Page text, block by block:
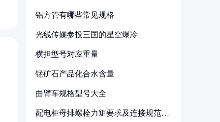
铝方管有哪些常见规格
光线传媒参投三国的星空爆冷
横担型号对应重量
锰矿石产品化合水含量
曲臂车规格型号大全
配电柜母排螺栓力矩要求及连接规范详